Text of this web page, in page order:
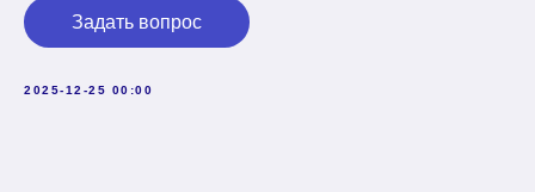
Задать вопрос
2025-12-25 00:00